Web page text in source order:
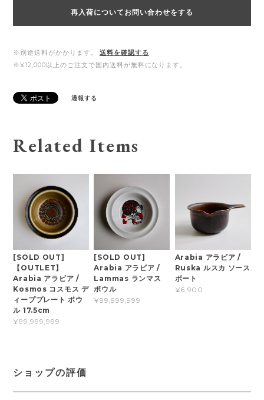
再入荷についてお問い合わせをする
※別途送料がかかります。
送料を確認する
※¥12,000以上のご注文で国内送料が無料になります。
通報する
Related Items
[SOLD OUT]
【OUTLET】
Arabia アラビア /
Kosmos コスモス デ
ィーププレート ボウ
ル 17.5cm
¥99,999,999
[SOLD OUT]
Arabia アラビア /
Lammas ランマス
ボウル
¥99,999,999
Arabia アラビア /
Ruska ルスカ ソース
ボート
¥6,900
ショップの評価